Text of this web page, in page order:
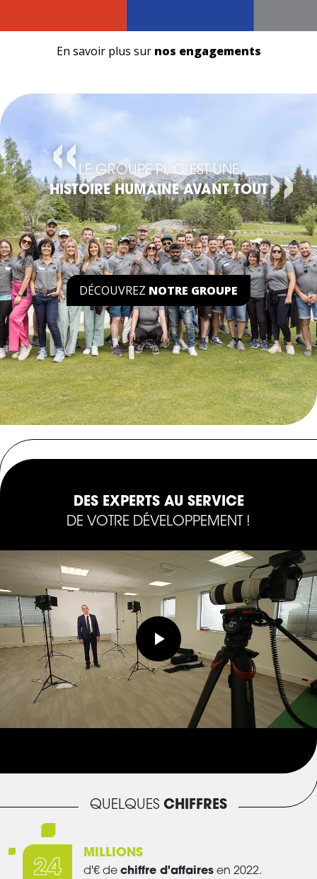
En savoir plus sur nos engagements
LE GROUPE PI, C’EST UNE
HISTOIRE HUMAINE AVANT TOUT
DÉCOUVREZ NOTRE GROUPE
DES EXPERTS AU SERVICE
DE VOTRE DÉVELOPPEMENT !
Play
Video
QUELQUES CHIFFRES
24
MILLIONS
d'€ de chiffre d'affaires en 2022.